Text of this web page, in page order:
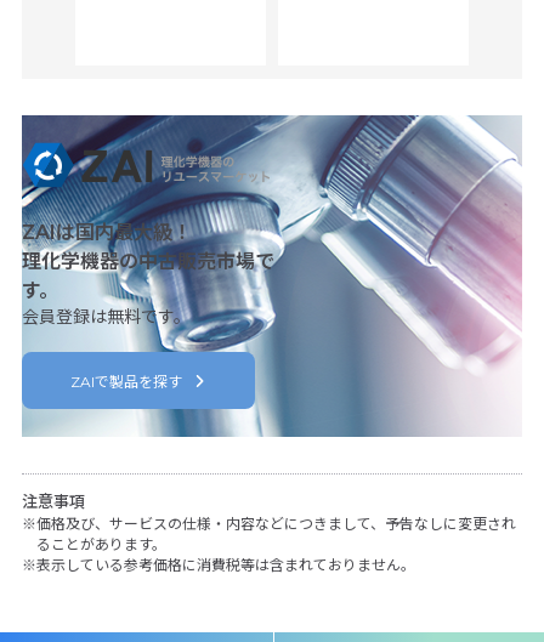
ZAIは国内最大級！
理化学機器の中古販売市場で
す。
会員登録は無料です。
ZAIで製品を探す
注意事項
価格及び、サービスの仕様・内容などにつきまして、予告なしに変更され
ることがあります。
表示している参考価格に消費税等は含まれておりません。